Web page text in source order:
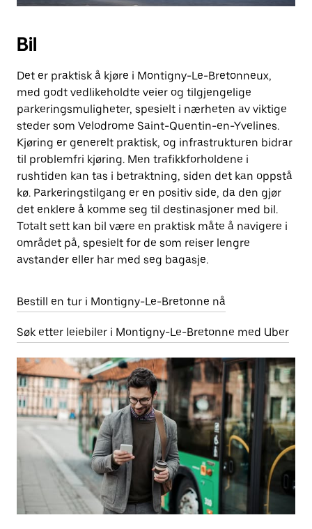
Bil
Det er praktisk å kjøre i Montigny-Le-Bretonneux,
med godt vedlikeholdte veier og tilgjengelige
parkeringsmuligheter, spesielt i nærheten av viktige
steder som Velodrome Saint-Quentin-en-Yvelines.
Kjøring er generelt praktisk, og infrastrukturen bidrar
til problemfri kjøring. Men trafikkforholdene i
rushtiden kan tas i betraktning, siden det kan oppstå
kø. Parkeringstilgang er en positiv side, da den gjør
det enklere å komme seg til destinasjoner med bil.
Totalt sett kan bil være en praktisk måte å navigere i
området på, spesielt for de som reiser lengre
avstander eller har med seg bagasje.
Bestill en tur i Montigny-Le-Bretonne nå
Søk etter leiebiler i Montigny-Le-Bretonne med Uber